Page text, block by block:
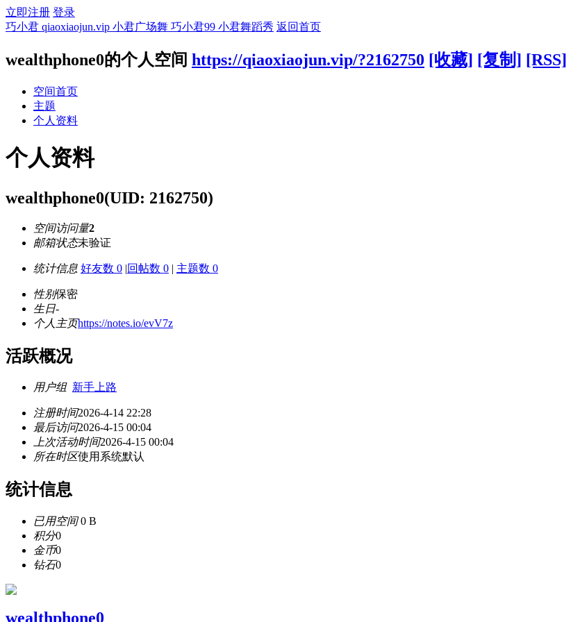
立即注册 登录
巧小君 qiaoxiaojun.vip 小君广场舞 巧小君99 小君舞蹈秀 返回首页
wealthphone0的个人空间 https://qiaoxiaojun.vip/?2162750 [收藏] [复制] [RSS]
空间首页
主题
个人资料
个人资料
wealthphone0(UID: 2162750)
空间访问量2
邮箱状态未验证
统计信息 好友数 0 |回帖数 0 | 主题数 0
性别保密
生日-
个人主页https://notes.io/evV7z
活跃概况
用户组 新手上路
注册时间2026-4-14 22:28
最后访问2026-4-15 00:04
上次活动时间2026-4-15 00:04
所在时区使用系统默认
统计信息
已用空间0 B
积分0
金币0
钻石0
wealthphone0